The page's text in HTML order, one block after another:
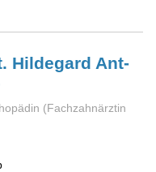
Hildegard Ant-
(Fachzahnärztin